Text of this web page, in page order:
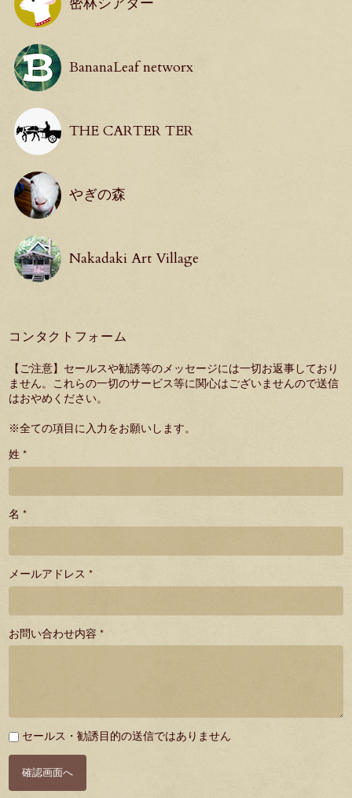
BananaLeaf networx
THE CARTER TER
やぎの森
Nakadaki Art Village
コンタクトフォーム
【ご注意】セールスや勧誘等のメッセージには一切お返事しており
ません。これらの一切のサービス等に関心はございませんので送信
はおやめください。
※全ての項目に入力をお願いします。
姓 *
名 *
メールアドレス *
お問い合わせ内容 *
必 セールス・勧誘目的の送信ではありません
確認画面へ